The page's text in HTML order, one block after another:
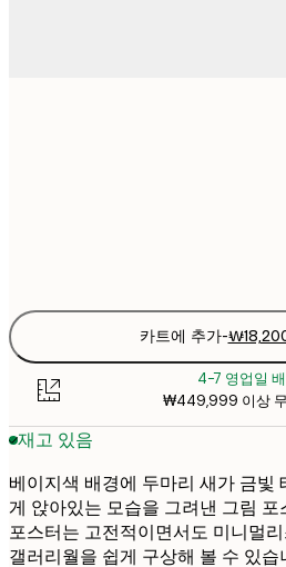
카트에 추가-
4-7 영업일
₩449,999 이상
재고 있음
베이지색 배경에 두마리 새가 금빛
게 앉아있는 모습을 그려낸 그림
포스터는 고전적이면서도 미니멀
갤러리월을 쉽게 구상해 볼 수 있